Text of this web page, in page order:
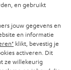
en gebruikt
jouw gegevens en
en informatie
klikt, bevestig je
activeren. Dit
ze willekeurig